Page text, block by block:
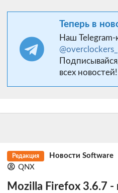
Теперь в
Наш Telegram-
всех новостей!
Редакция Новости Software
QNX
Mozilla Firefox 3.6.7 -